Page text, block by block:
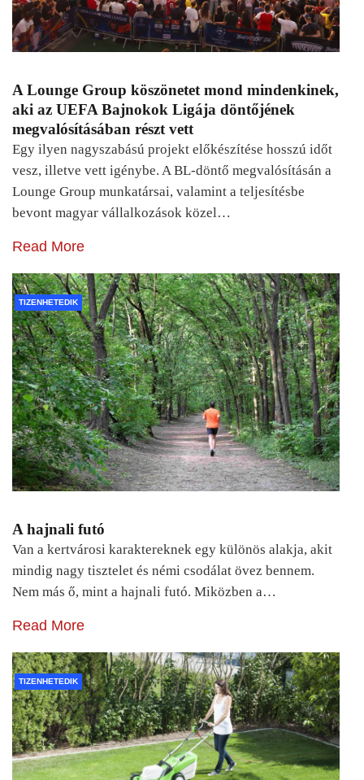
A Lounge Group köszönetet mond mindenkinek,
aki az UEFA Bajnokok Ligája döntőjének
megvalósításában részt vett
Egy ilyen nagyszabású projekt előkészítése hosszú időt
vesz, illetve vett igénybe. A BL-döntő megvalósításán a
Lounge Group munkatársai, valamint a teljesítésbe
bevont magyar vállalkozások közel…
Read More
TIZENHETEDIK
A hajnali futó
Van a kertvárosi karaktereknek egy különös alakja, akit
mindig nagy tisztelet és némi csodálat övez bennem.
Nem más ő, mint a hajnali futó. Miközben a…
Read More
TIZENHETEDIK